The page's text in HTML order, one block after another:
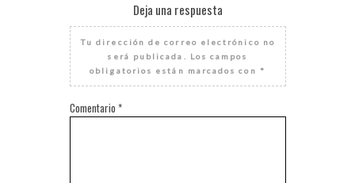
Deja una respuesta
Tu dirección de correo electrónico no
será publicada.
Los campos
obligatorios están marcados con *
Comentario *